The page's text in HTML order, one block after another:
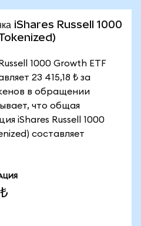
iShares Russell 1000
1000 Growth ETF
23 415,18 ₺ за
в обращении
что общая
iShares Russell 1000
составляет